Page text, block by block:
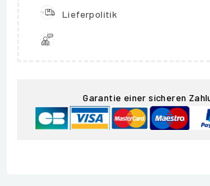
Lieferpolitik
Garantie einer sicheren